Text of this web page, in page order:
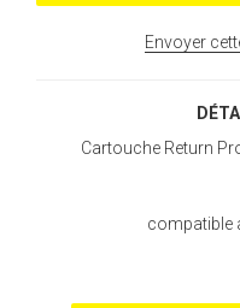
Envoyer
Cartouche Return
compatible